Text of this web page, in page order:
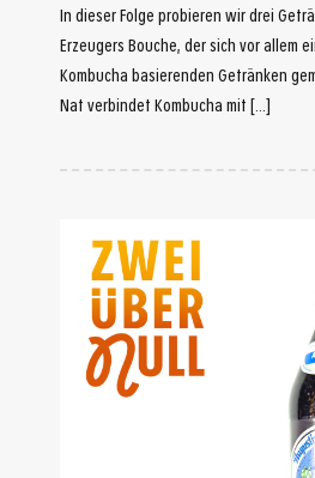
In dieser Folge probieren wir drei
Erzeugers Bouche, der sich vor allem
Kombucha basierenden Getränken
Nat verbindet Kombucha mit […]